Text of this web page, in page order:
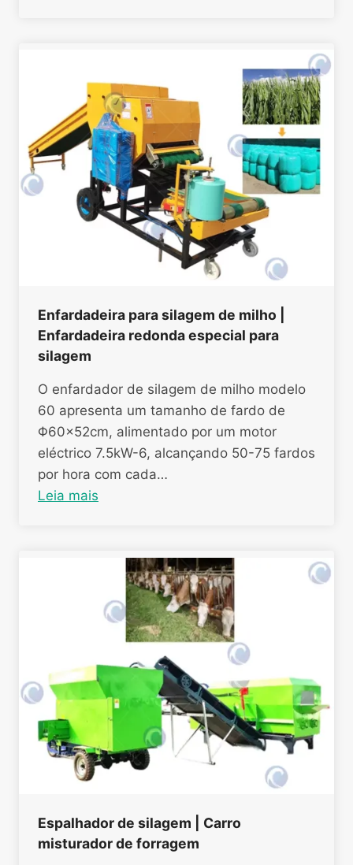
Enfardadeira para silagem de milho |
Enfardadeira redonda especial para
silagem
O enfardador de silagem de milho modelo
60 apresenta um tamanho de fardo de
Φ60×52cm, alimentado por um motor
eléctrico 7.5kW-6, alcançando 50-75 fardos
por hora com cada…
Leia mais
Espalhador de silagem | Carro
misturador de forragem